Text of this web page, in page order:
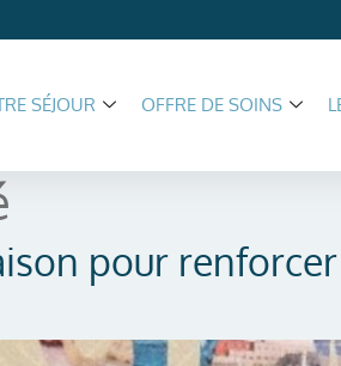
SÉJOUR OFFRE DE SOINS
pour